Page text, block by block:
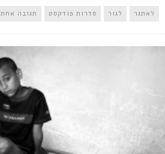
לאתגר לגור סדרות פודקסט תגובה אחת